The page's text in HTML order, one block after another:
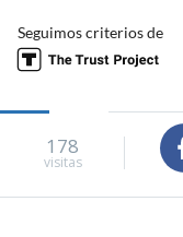
Seguimos criterios de
178
visitas